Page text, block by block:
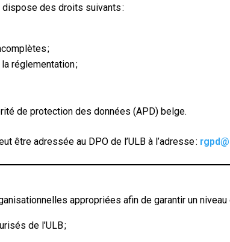
dispose des droits suivants :
;
réglementation ;
de protection des données (APD) belge.
être adressée au DPO de l’ULB à l’adresse :
appropriées afin de garantir un
de l’ULB ;